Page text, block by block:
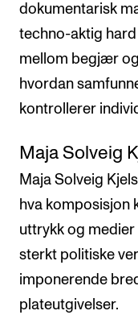
dokumentarisk
techno-aktig
mellom begjær
hvordan
kontrollerer
Maja Solveig
Maja Solveig
hva komposisjon
uttrykk og
sterkt politiske
imponerende
plateutgivelser.